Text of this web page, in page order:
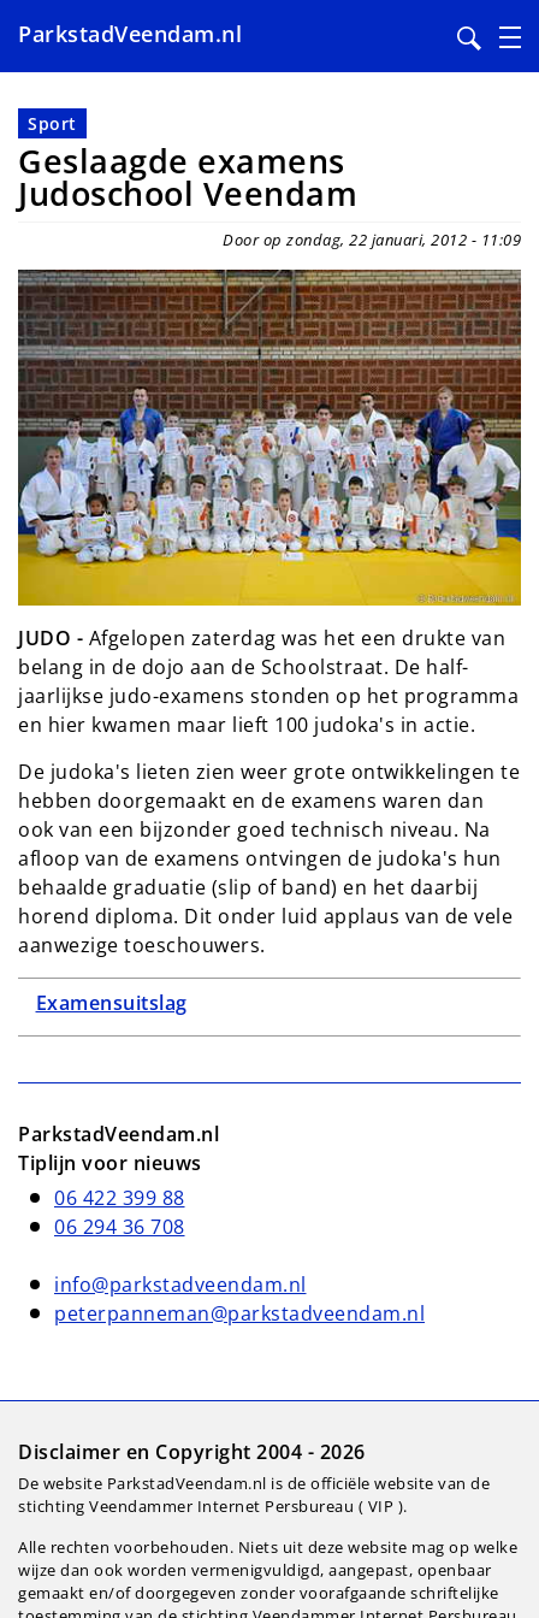
en
naar
de
inhoud
ParkstadVeendam.nl
Sport
Geslaagde examens
Judoschool Veendam
Door op zondag, 22 januari, 2012 - 11:09
JUDO - Afgelopen zaterdag was het een drukte van
belang in de dojo aan de Schoolstraat. De half-
jaarlijkse judo-examens stonden op het programma
en hier kwamen maar lieft 100 judoka's in actie.
De judoka's lieten zien weer grote ontwikkelingen te
hebben doorgemaakt en de examens waren dan
ook van een bijzonder goed technisch niveau. Na
afloop van de examens ontvingen de judoka's hun
behaalde graduatie (slip of band) en het daarbij
horend diploma. Dit onder luid applaus van de vele
aanwezige toeschouwers.
Examensuitslag
ParkstadVeendam.nl
Tiplijn voor nieuws
06 422 399 88
06 294 36 708
info@parkstadveendam.nl
peterpanneman@parkstadveendam.nl
Disclaimer en Copyright 2004 - 2026
De website ParkstadVeendam.nl is de officiële website van de
stichting Veendammer Internet Persbureau ( VIP ).
Alle rechten voorbehouden. Niets uit deze website mag op welke
wijze dan ook worden vermenigvuldigd, aangepast, openbaar
gemaakt en/of doorgegeven zonder voorafgaande schriftelijke